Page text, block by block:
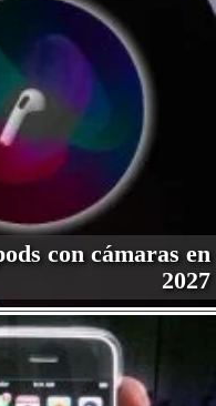
con cámaras en
2027